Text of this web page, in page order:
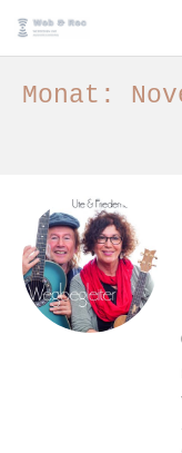
Monat: